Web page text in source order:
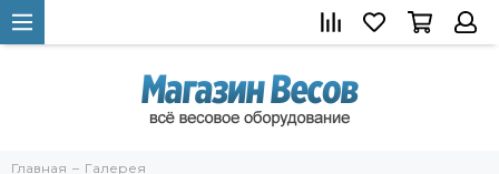
Главная Галерея